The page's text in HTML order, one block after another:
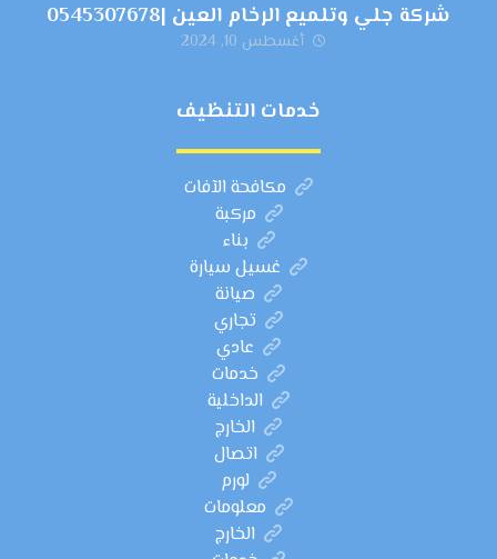
شركة جلي وتلميع الرخام العين |0545307678
أغسطس 10, 2024
خدمات التنظيف
مكافحة الآفات
مركبة
بناء
غسيل سيارة
صيانة
تجاري
عادي
خدمات
الداخلية
الخارج
اتصال
لورم
معلومات
الخارج